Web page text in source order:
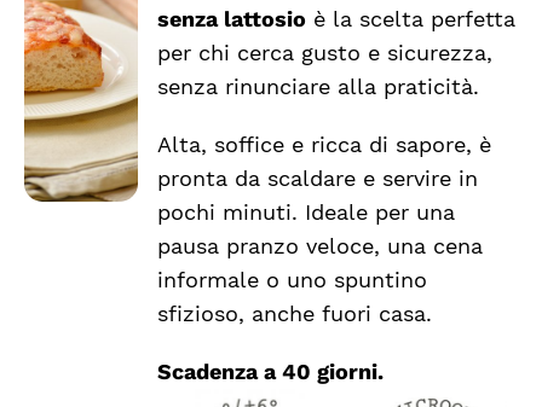
CARRELLO
/
DETTAGLI
senza lattosio è la scelta perfetta
per chi cerca gusto e sicurezza,
senza rinunciare alla praticità.
Alta, soffice e ricca di sapore, è
pronta da scaldare e servire in
pochi minuti. Ideale per una
pausa pranzo veloce, una cena
informale o uno spuntino
sfizioso, anche fuori casa.
Scadenza a 40 giorni.